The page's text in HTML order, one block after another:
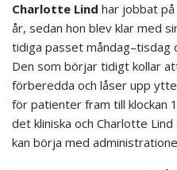
Charlotte Lind har jobbat på
år, sedan hon blev klar med
tidiga passet måndag–tisdag
Den som börjar tidigt kollar
förberedda och låser upp
för patienter fram till klockan
det kliniska och Charlotte
kan börja med